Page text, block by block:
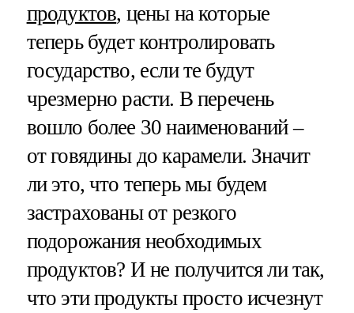
продуктов, цены на которые
теперь будет контролировать
государство, если те будут
чрезмерно расти. В перечень
вошло более 30 наименований –
от говядины до карамели. Значит
ли это, что теперь мы будем
застрахованы от резкого
подорожания необходимых
продуктов? И не получится ли так,
что эти продукты просто исчезнут